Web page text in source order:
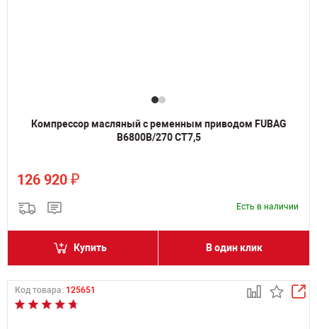
Компрессор масляный с ременным приводом FUBAG
B6800B/270 СТ7,5
126 920 ₽
Есть в наличии
Купить В один клик
Код товара: 125651